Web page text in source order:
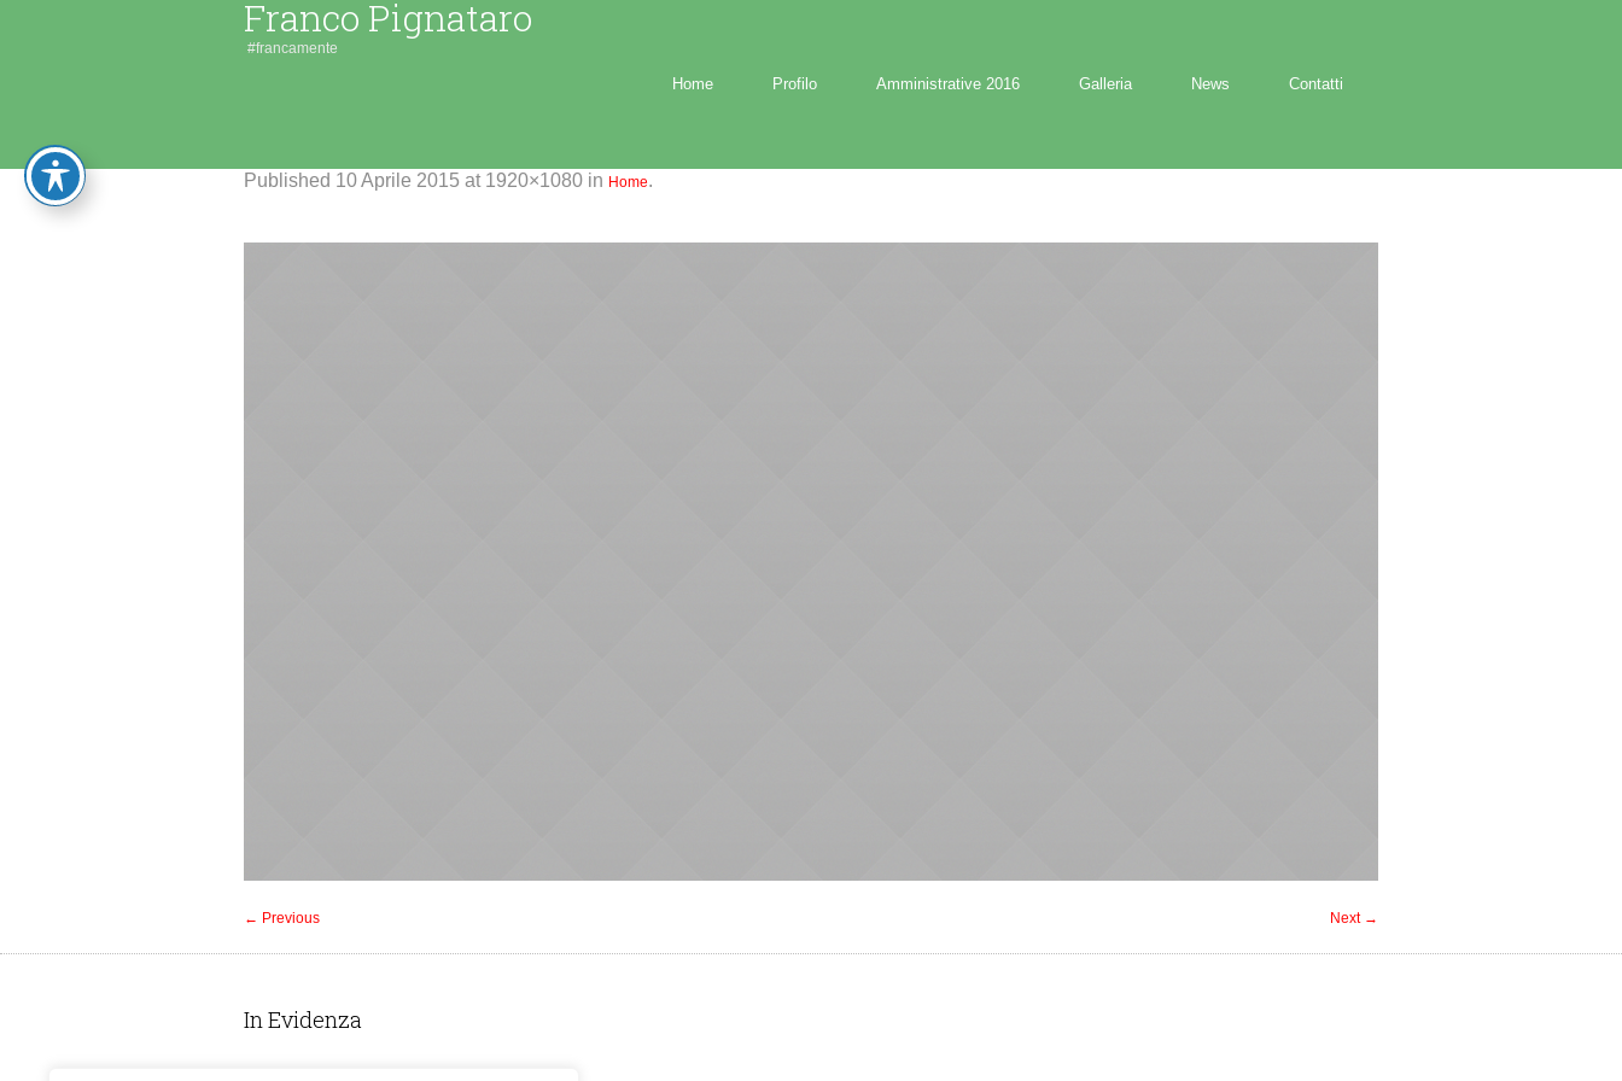
Franco Pignataro
#francamente
Home Profilo Amministrative 2016 Galleria News Contatti
Published 10 Aprile 2015 at 1920×1080 in Home.
← Previous Next →
In Evidenza